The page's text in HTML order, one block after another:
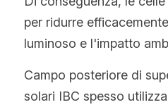
per ridurre
luminoso e l'impatto
Campo posteriore di
solari IBC spesso